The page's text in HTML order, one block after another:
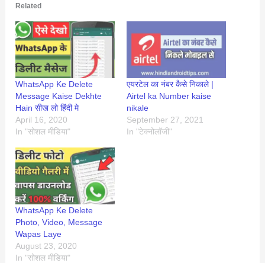
Related
WhatsApp Ke Delete
Message Kaise Dekhte
Hain सीख लो हिंदी मे
April 16, 2020
In "सोशल मीडिया"
एयरटेल का नंबर कैसे निकाले |
Airtel ka Number kaise
nikale
September 27, 2021
In "टेक्नोलॉजी"
WhatsApp Ke Delete
Photo, Video, Message
Wapas Laye
August 23, 2020
In "सोशल मीडिया"